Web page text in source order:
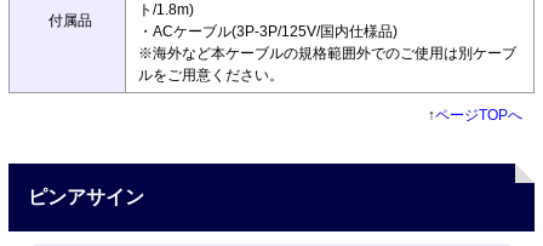
付属品
ト/1.8m)
・ACケーブル(3P-3P/125V/国内仕様品)
※海外など本ケーブルの規格範囲外でのご使用は別ケーブ
ルをご用意ください。
↑ページTOPへ
ピンアサイン